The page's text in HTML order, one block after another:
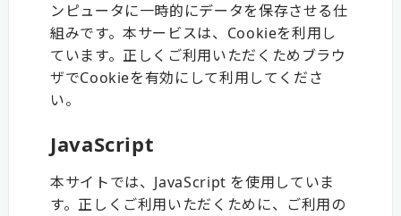
ンピュータに一時的にデータを保存させる仕
組みです。本サービスは、Cookieを利用し
ています。正しくご利用いただくためブラウ
ザでCookieを有効にして利用してくださ
い。
JavaScript
本サイトでは、JavaScript を使用していま
す。正しくご利用いただくために、ご利用の